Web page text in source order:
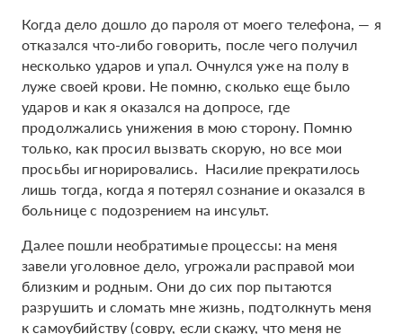
Когда дело дошло до пароля от моего телефона, — я
отказался что-либо говорить, после чего получил
несколько ударов и упал. Очнулся уже на полу в
луже своей крови. Не помню, сколько еще было
ударов и как я оказался на допросе, где
продолжались унижения в мою сторону. Помню
только, как просил вызвать скорую, но все мои
просьбы игнорировались. Насилие прекратилось
лишь тогда, когда я потерял сознание и оказался в
больнице с подозрением на инсульт.
Далее пошли необратимые процессы: на меня
завели уголовное дело, угрожали расправой мои
близким и родным. Они до сих пор пытаются
разрушить и сломать мне жизнь, подтолкнуть меня
к самоубийству (совру, если скажу, что меня не